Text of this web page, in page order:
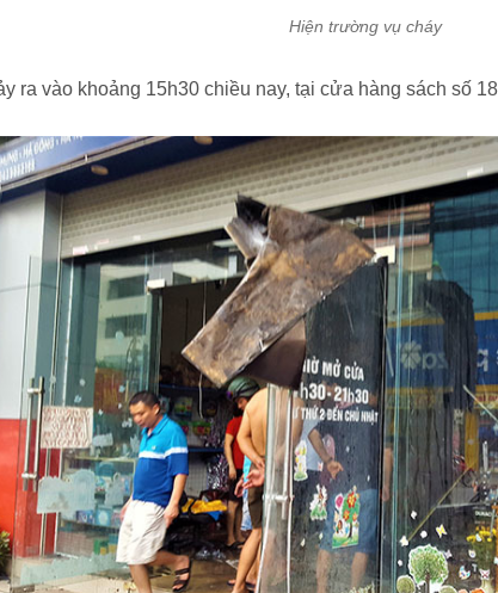
Hiện trường vụ cháy
ra vào khoảng 15h30 chiều nay, tại cửa hàng sách số